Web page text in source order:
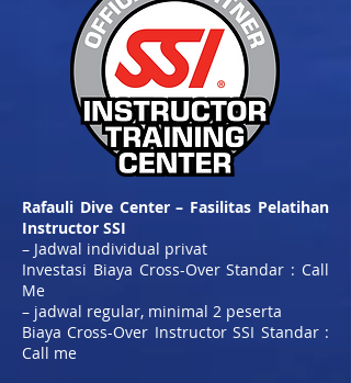
Rafauli Dive Center – Fasilitas Pelatihan
Instructor SSI
– Jadwal individual privat
Investasi Biaya Cross-Over Standar : Call
Me
– jadwal regular, minimal 2 peserta
Biaya Cross-Over Instructor SSI Standar :
Call me